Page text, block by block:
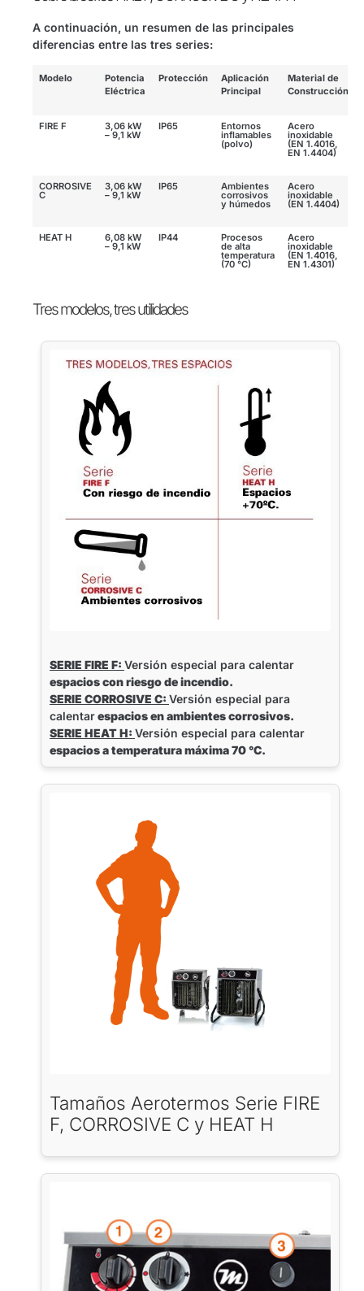
A continuación, un resumen de las principales
diferencias entre las tres series:
Modelo
Potencia
Eléctrica
Protección
Aplicación
Principal
Material de
Construcción
FIRE F 3,06 kW
– 9,1 kW
IP65 Entornos
inflamables
(polvo)
Acero
inoxidable
(EN 1.4016,
EN 1.4404)
CORROSIVE
C
3,06 kW
– 9,1 kW
IP65 Ambientes
corrosivos
y húmedos
Acero
inoxidable
(EN 1.4404)
HEAT H 6,08 kW
– 9,1 kW
IP44 Procesos
de alta
temperatura
(70 °C)
Acero
inoxidable
(EN 1.4016,
EN 1.4301)
Tres modelos, tres utilidades
SERIE FIRE F: Versión especial para calentar
espacios con riesgo de incendio.
SERIE CORROSIVE C: Versión especial para
calentarespacios en ambientes corrosivos.
SERIE HEAT H: Versión especial para calentar
espacios a temperatura máxima 70 °C.
Tamaños Aerotermos Serie FIRE
F, CORROSIVE C y HEAT H